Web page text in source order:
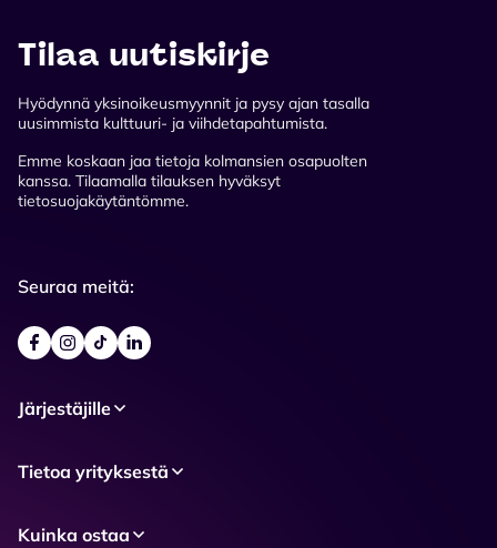
Tilaa uutiskirje
Hyödynnä yksinoikeusmyynnit ja pysy ajan tasalla
uusimmista kulttuuri- ja viihdetapahtumista.
Emme koskaan jaa tietoja kolmansien osapuolten
kanssa. Tilaamalla tilauksen hyväksyt
tietosuojakäytäntömme.
Seuraa meitä:
Järjestäjille
Tietoa yrityksestä
Kuinka ostaa